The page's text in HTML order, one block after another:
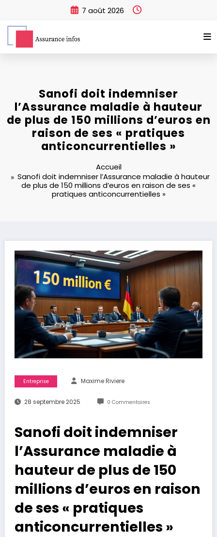
7 août 2026
Sanofi doit indemniser
l’Assurance maladie à hauteur
de plus de 150 millions d’euros en
raison de ses « pratiques
anticoncurrentielles »
Accueil
Sanofi doit indemniser l’Assurance maladie à hauteur
de plus de 150 millions d’euros en raison de ses «
pratiques anticoncurrentielles »
Entreprise Maxime Riviere
28 septembre 2025 0 Commentaires
Sanofi doit indemniser
l’Assurance maladie à
hauteur de plus de 150
millions d’euros en raison
de ses « pratiques
anticoncurrentielles »